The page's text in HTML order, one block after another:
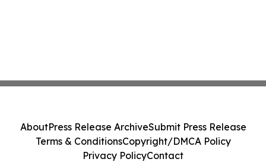
AboutPress Release ArchiveSubmit Press Release
Terms & ConditionsCopyright/DMCA Policy
Privacy PolicyContact